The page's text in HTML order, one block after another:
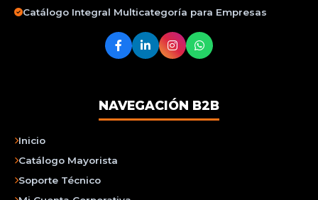
Catálogo Integral Multicategoría para Empresas
NAVEGACIÓN B2B
Inicio
Catálogo Mayorista
Soporte Técnico